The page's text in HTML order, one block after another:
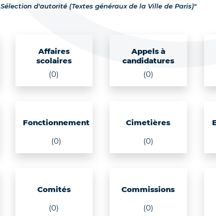
Sélection d'autorité (Textes généraux de la Ville de Paris)"
Affaires
scolaires
(0)
Appels à
candidatures
(0)
Fonctionnement
(0)
Cimetières
(0)
Comités
(0)
Commissions
(0)